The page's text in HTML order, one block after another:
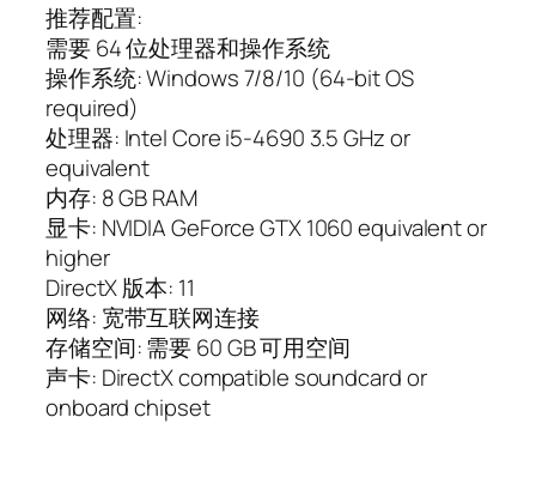
推荐配置:
需要 64 位处理器和操作系统
操作系统: Windows 7/8/10 (64-bit OS
required)
处理器: Intel Core i5-4690 3.5 GHz or
equivalent
内存: 8 GB RAM
显卡: NVIDIA GeForce GTX 1060 equivalent or
higher
DirectX 版本: 11
网络: 宽带互联网连接
存储空间: 需要 60 GB 可用空间
声卡: DirectX compatible soundcard or
onboard chipset